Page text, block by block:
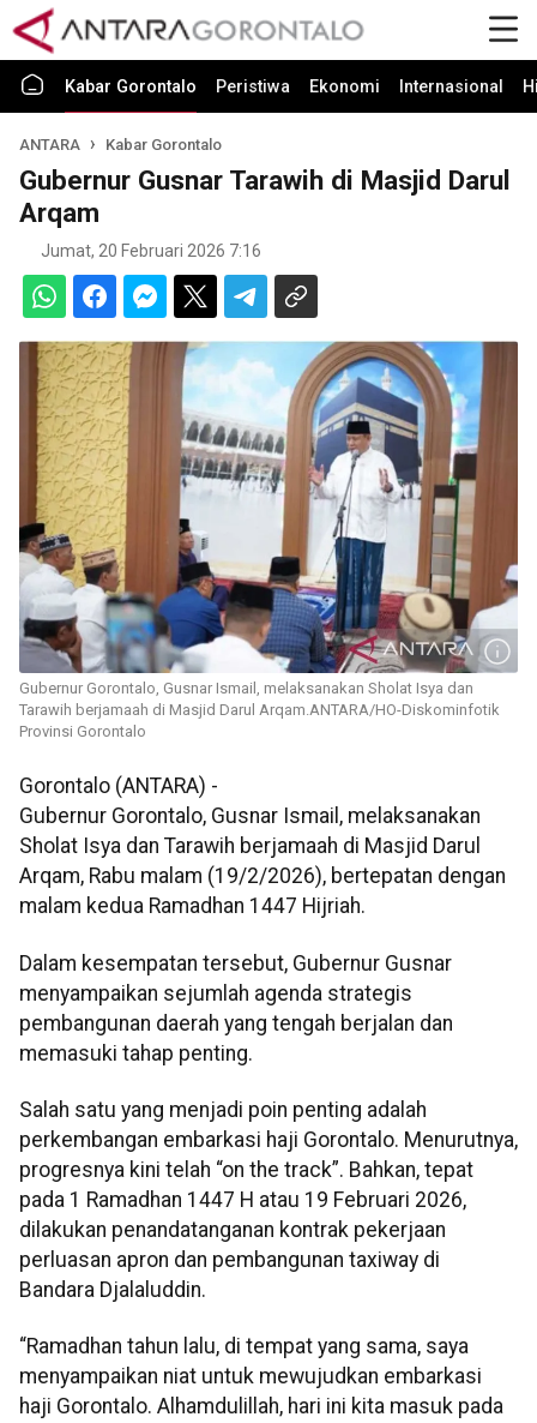
Kabar Gorontalo Peristiwa Ekonomi Internasional
ANTARA Kabar Gorontalo
Gubernur Gusnar Tarawih di Masjid Darul
Arqam
Jumat, 20 Februari 2026 7:16
Gubernur Gorontalo, Gusnar Ismail, melaksanakan Sholat Isya dan
Tarawih berjamaah di Masjid Darul Arqam.ANTARA/HO-Diskominfotik
Provinsi Gorontalo
Gorontalo (ANTARA) -
Gubernur Gorontalo, Gusnar Ismail, melaksanakan
Sholat Isya dan Tarawih berjamaah di Masjid Darul
Arqam, Rabu malam (19/2/2026), bertepatan dengan
malam kedua Ramadhan 1447 Hijriah.
Dalam kesempatan tersebut, Gubernur Gusnar
menyampaikan sejumlah agenda strategis
pembangunan daerah yang tengah berjalan dan
memasuki tahap penting.
Salah satu yang menjadi poin penting adalah
perkembangan embarkasi haji Gorontalo. Menurutnya,
progresnya kini telah “on the track”. Bahkan, tepat
pada 1 Ramadhan 1447 H atau 19 Februari 2026,
dilakukan penandatanganan kontrak pekerjaan
perluasan apron dan pembangunan taxiway di
Bandara Djalaluddin.
“Ramadhan tahun lalu, di tempat yang sama, saya
menyampaikan niat untuk mewujudkan embarkasi
haji Gorontalo. Alhamdulillah, hari ini kita masuk pada